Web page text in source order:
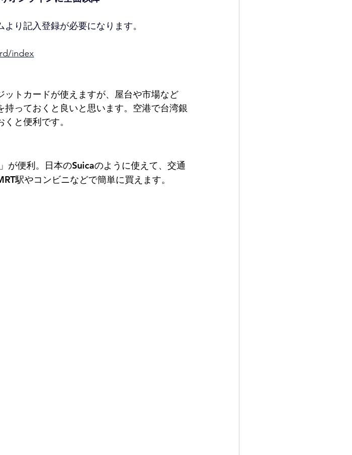
り記入登録が必要になります。
index
トカードが使えますが、屋台や市場など
っておくと良いと思います。空港で台湾銀
と便利です。
が便利。日本のSuicaのように使えて、交通
駅やコンビニなどで簡単に買えます。